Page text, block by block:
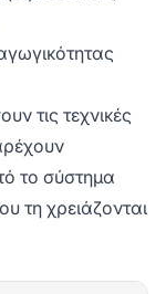
τις τεχνικές
το σύστημα
τη χρειάζονται